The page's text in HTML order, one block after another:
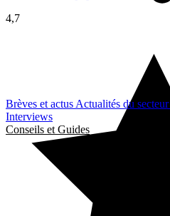
Brèves et actus Actualités du secteur
Interviews
Conseils et Guides
4,7